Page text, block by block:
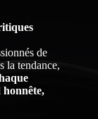
de
la tendance,
honnête,